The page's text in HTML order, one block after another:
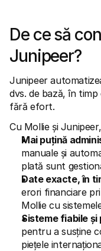
De ce să
Junipeer?
Junipeer
dvs. de bază, în
fără efort.
Cu Mollie și
Mai puțină
manuale și
plată sunt
Date exacte, în
erori financiare
Mollie cu
Sisteme fiabile
pentru a susține
piețele
Contactați
Pentru
Aflați de ce Mollie
Pentru clienții Mollie
Contactați echipa
Descoperiți cum vă